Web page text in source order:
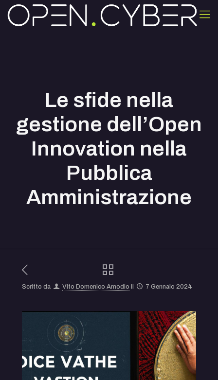
Le sfide nella
gestione dell’Open
Innovation nella
Pubblica
Amministrazione
Scritto da Vito Domenico Amodio il 7 Gennaio 2024